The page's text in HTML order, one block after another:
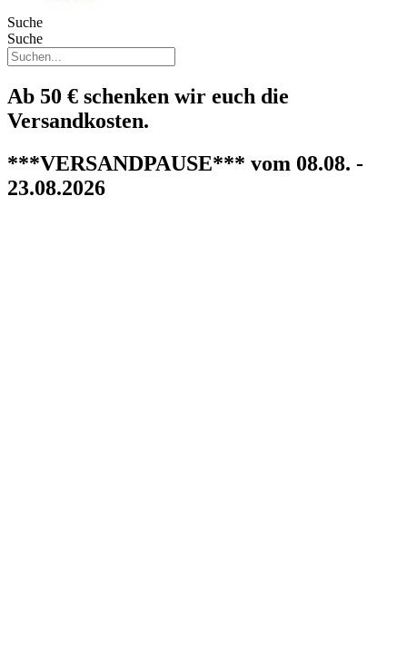
Suche
Suche
Ab 50 € schenken wir euch die
Versandkosten.
***VERSANDPAUSE*** vom 08.08. -
23.08.2026